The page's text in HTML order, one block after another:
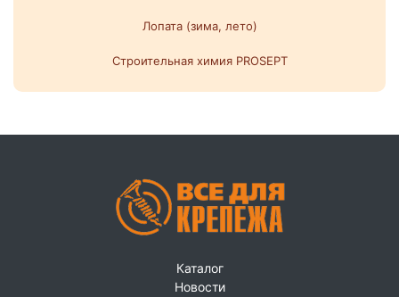
Лопата (зима, лето)
Строительная химия PROSEPT
Каталог
Новости